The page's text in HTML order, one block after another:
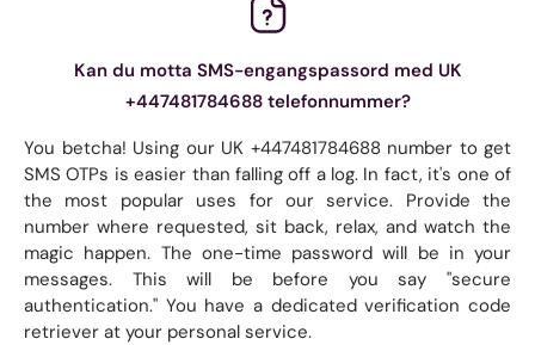
Kan du motta SMS-engangspassord med UK
+447481784688 telefonnummer?
You betcha! Using our UK +447481784688 number to get
SMS OTPs is easier than falling off a log. In fact, it's one of
the most popular uses for our service. Provide the
number where requested, sit back, relax, and watch the
magic happen. The one-time password will be in your
messages. This will be before you say "secure
authentication." You have a dedicated verification code
retriever at your personal service.